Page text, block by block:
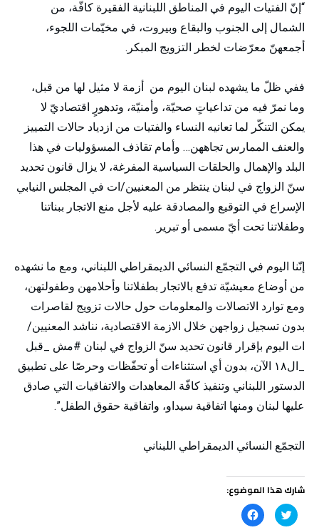
“إنّ الفتيات اليوم في المناطق اللبنانية الفقيرة كافّة، من
الشمال إلى الجنوب والبقاع وبيروت، في مخيّمات اللجوء،
أجمعهنّ معرّضات لخطر التزويج المبكر.
ففي ظلّ ما يشهده لبنان اليوم من أزمة لا مثيل لها من قبل،
وما نمرّ فيه من تداعياتٍ صحيّة، وأمنيّة، وتدهورٍ اقتصاديّ لا
يمكن التنكّر لما تعانيه النساء والفتيات من ازدياد حالات التمييز
والعنف الممارس تجاههن… وأمام تقاذف المسؤوليات في هذا
البلد والإهمال والحلقات السياسية المفرغة، لا يزال قانون تحديد
سنّ الزواج في لبنان ينتظر من المعنيين/ات في المجلس النيابي
الإسراع في التوقيع والمصادقة عليه لأجل منع الاتجار ببناتنا
وطفلاتنا تحت أيّ مسمى أو تبرير.
إنّنا اليوم في التجمّع النسائي الديمقراطي اللبناني، ومع ما نشهده
من أوضاع معيشيّة تدفع بالاتجار بطفلاتنا وأحلامهن وطفولتهن،
ومع توارد الاتصالات والمعلومات حول حالات تزويج لقاصرات
بدون تسجيل زواجهن خلال الازمة الاقتصادية، نناشد المعنيين/
ات اليوم بإقرار قانون تحديد سنّ الزواج في لبنان #مش _قبل
_ال١٨ الآن، بدون أي استثناءات أو تحفّظات وحرصًا على تطبيق
الدستور اللبناني وتنفيذ كافّة المعاهدات والاتفاقيات التي صادق
عليها لبنان ومنها اتفاقية سيداو، واتفاقية حقوق الطفل”.
التجمّع النسائي الديمقراطي اللبناني
شارك هذا الموضوع:
ض ن